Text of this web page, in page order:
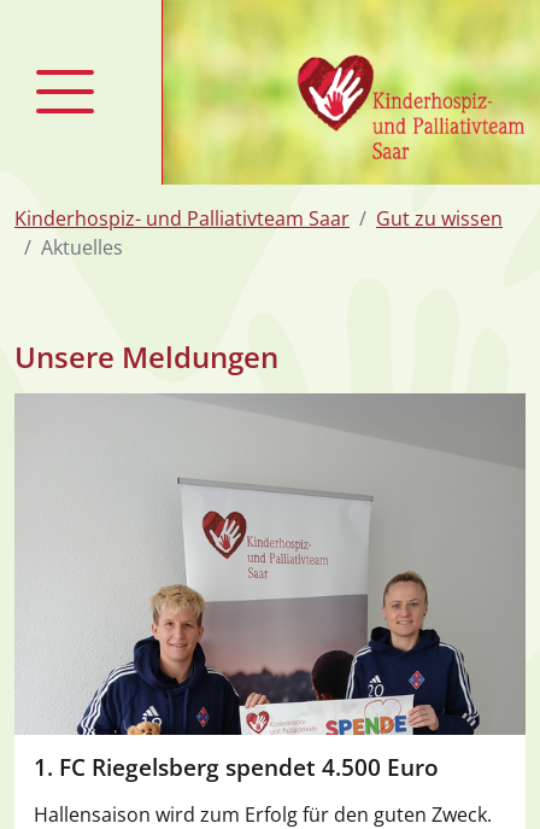
Kinderhospiz- und Palliativteam Saar
Gut zu wissen
Aktuelles
Unsere Meldungen
1. FC Riegelsberg spendet 4.500 Euro
Hallensaison wird zum Erfolg für den guten Zweck.